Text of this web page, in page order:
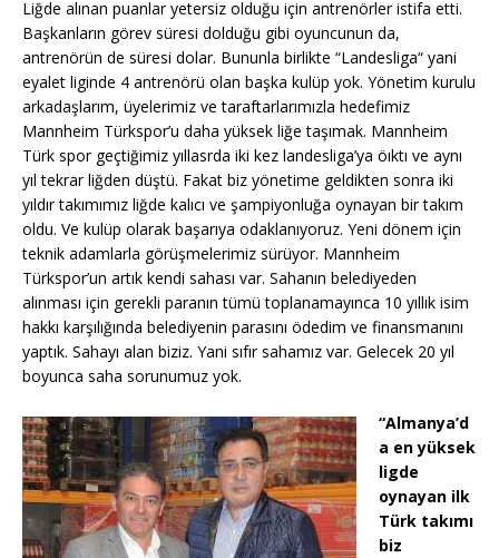
Liğde alınan puanlar yetersiz olduğu için antrenörler istifa etti.
Başkanların görev süresi dolduğu gibi oyuncunun da,
antrenörün de süresi dolar. Bununla birlikte “Landesliga“ yani
eyalet liginde 4 antrenörü olan başka kulüp yok. Yönetim kurulu
arkadaşlarım, üyelerimiz ve taraftarlarımızla hedefimiz
Mannheim Türkspor’u daha yüksek liğe taşımak. Mannheim
Türk spor geçtiğimiz yıllasrda iki kez landesliga’ya öıktı ve aynı
yıl tekrar liğden düştü. Fakat biz yönetime geldikten sonra iki
yıldır takımımız liğde kalıcı ve şampiyonluğa oynayan bir takım
oldu. Ve kulüp olarak başarıya odaklanıyoruz. Yeni dönem için
teknik adamlarla görüşmelerimiz sürüyor. Mannheim
Türkspor’un artık kendi sahası var. Sahanın belediyeden
alınması için gerekli paranın tümü toplanamayınca 10 yıllık isim
hakkı karşılığında belediyenin parasını ödedim ve finansmanını
yaptık. Sahayı alan biziz. Yani sıfır sahamız var. Gelecek 20 yıl
boyunca saha sorunumuz yok.
“Almanya’d
a en yüksek
ligde
oynayan ilk
Türk takımı
biz